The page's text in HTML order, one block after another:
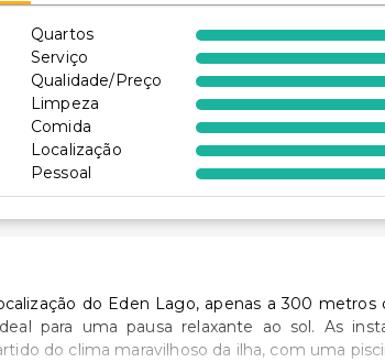
Quartos
Serviço
Qualidade/Preço
Limpeza
Comida
Localização
Pessoal
do Eden Lago, apenas a 300 metros
para uma pausa relaxante ao sol. As
do clima maravilhoso da ilha, com uma